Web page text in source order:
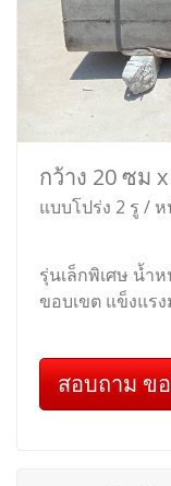
กว้าง 20 ซม
แบบโปร่ง 2 รู /
รุ่นเล็กพิเศษ น้ำ
ขอบเขต แข็งแร
สอบถาม ข